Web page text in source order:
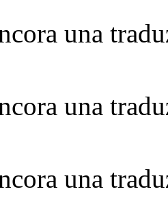
una
una
una